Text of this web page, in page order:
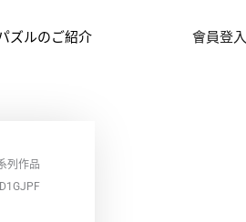
ズルのご紹介 會員登入
列作品